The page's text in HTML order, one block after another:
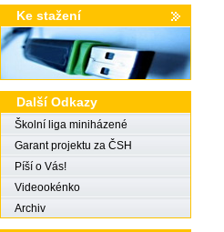
Ke stažení
Další Odkazy
Školní liga miniházené
Garant projektu za ČSH
Píší o Vás!
Videookénko
Archiv